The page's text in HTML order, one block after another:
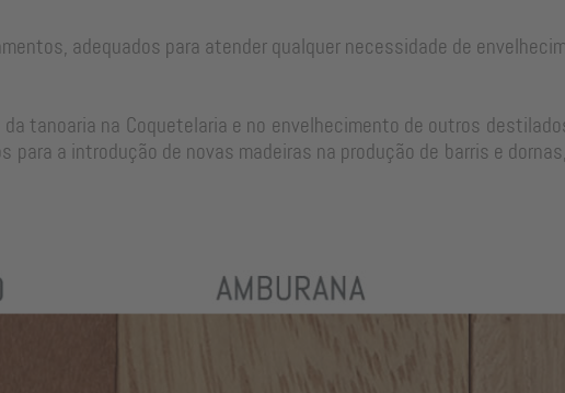
adequados para atender qualquer necessidade de
tanoaria na Coquetelaria e no envelhecimento de outros
a introdução de novas madeiras na produção de barris e